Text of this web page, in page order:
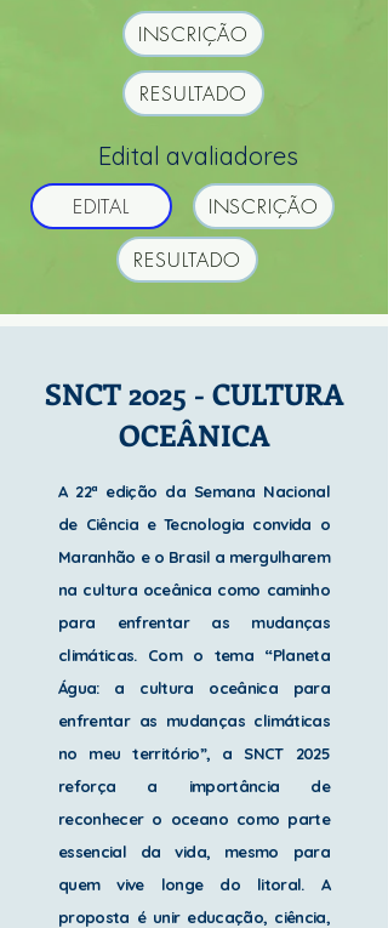
INSCRIÇÃO
RESULTADO
Edital avaliadores
EDITAL
INSCRIÇÃO
RESULTADO
SNCT 2025 - CULTURA
OCEÂNICA
A 22ª edição da Semana Nacional
de Ciência e Tecnologia convida o
Maranhão e o Brasil a mergulharem
na cultura oceânica como caminho
para enfrentar as mudanças
climáticas. Com o tema “Planeta
Água: a cultura oceânica para
enfrentar as mudanças climáticas
no meu território”, a SNCT 2025
reforça a importância de
reconhecer o oceano como parte
essencial da vida, mesmo para
quem vive longe do litoral. A
proposta é unir educação, ciência,